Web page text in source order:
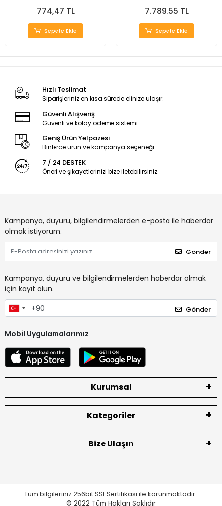
774,47 TL
Sepete Ekle
7.789,55 TL
Sepete Ekle
Hızlı Teslimat
Siparişleriniz en kısa sürede elinize ulaşır.
Güvenli Alışveriş
Güvenli ve kolay ödeme sistemi
Geniş Ürün Yelpazesi
Binlerce ürün ve kampanya seçeneği
7 / 24 DESTEK
Öneri ve şikayetlerinizi bize iletebilirsiniz.
Kampanya, duyuru, bilgilendirmelerden e-posta ile haberdar
olmak istiyorum.
Gönder
Kampanya, duyuru ve bilgilendirmelerden haberdar olmak
için kayıt olun.
Gönder
Mobil Uygulamalarımız
Kurumsal
Kategoriler
Bize Ulaşın
Tüm bilgileriniz 256bit SSL Sertifikası ile korunmaktadır.
© 2022 Tüm Hakları Saklıdır